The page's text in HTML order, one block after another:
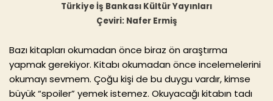
Türkiye İş Bankası Kültür Yayınları
Çeviri: Nafer Ermiş
Bazı kitapları okumadan önce biraz ön araştırma
yapmak gerekiyor. Kitabı okumadan önce incelemelerini
okumayı sevmem. Çoğu kişi de bu duygu vardır, kimse
büyük “spoiler” yemek istemez. Okuyacağı kitabın tadı